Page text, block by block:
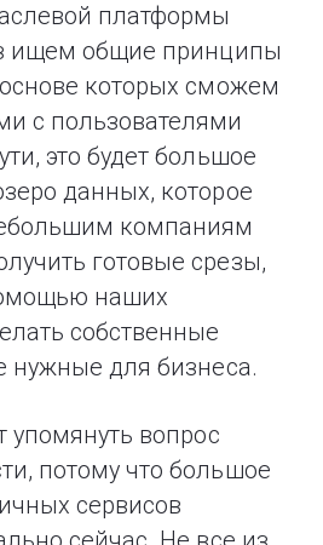
платформы
ищем общие принципы
которых сможем
с пользователями
это будет большое
данных, которое
компаниям
готовые срезы,
наших
собственные
нужные для бизнеса.
упомянуть вопрос
потому что большое
сервисов